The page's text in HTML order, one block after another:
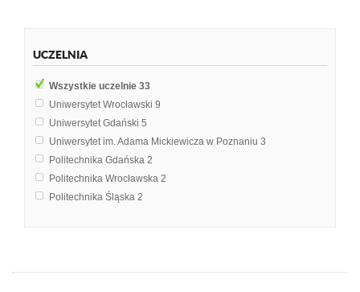
Geografia regionalna świata
UCZELNIA
Wszystkie uczelnie 33
Uniwersytet Wrocławski 9
Uniwersytet Gdański 5
Uniwersytet im. Adama Mickiewicza w Poznaniu 3
Politechnika Gdańska 2
Politechnika Wrocławska 2
Politechnika Śląska 2
Uniwersytet Marii Curie-Skłodowskiej w Lublinie1
Uniwersytet Rolniczy im. Hugona Kołłątaja w Krakowie